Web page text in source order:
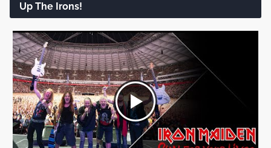
Up The Irons!